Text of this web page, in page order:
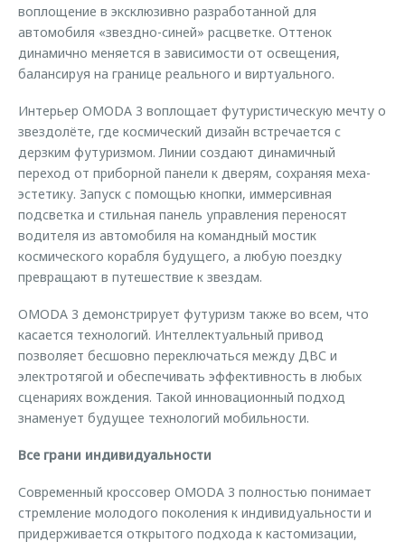
воплощение в эксклюзивно разработанной для
автомобиля «звездно-синей» расцветке. Оттенок
динамично меняется в зависимости от освещения,
балансируя на границе реального и виртуального.
Интерьер OMODA 3 воплощает футуристическую мечту о
звездолёте, где космический дизайн встречается с
дерзким футуризмом. Линии создают динамичный
переход от приборной панели к дверям, сохраняя меха-
эстетику. Запуск с помощью кнопки, иммерсивная
подсветка и стильная панель управления переносят
водителя из автомобиля на командный мостик
космического корабля будущего, а любую поездку
превращают в путешествие к звездам.
OMODA 3 демонстрирует футуризм также во всем, что
касается технологий. Интеллектуальный привод
позволяет бесшовно переключаться между ДВС и
электротягой и обеспечивать эффективность в любых
сценариях вождения. Такой инновационный подход
знаменует будущее технологий мобильности.
Все грани индивидуальности
Современный кроссовер OMODA 3 полностью понимает
стремление молодого поколения к индивидуальности и
придерживается открытого подхода к кастомизации,